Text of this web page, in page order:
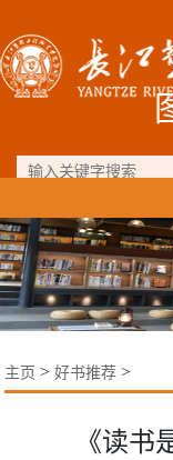
主页 >好书推荐 >
《读书